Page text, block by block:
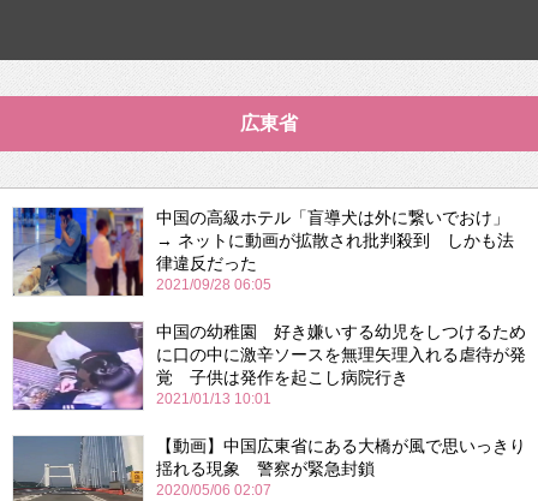
広東省
中国の高級ホテル「盲導犬は外に繋いでおけ」
→ ネットに動画が拡散され批判殺到 しかも法
律違反だった
2021/09/28 06:05
中国の幼稚園 好き嫌いする幼児をしつけるため
に口の中に激辛ソースを無理矢理入れる虐待が発
覚 子供は発作を起こし病院行き
2021/01/13 10:01
【動画】中国広東省にある大橋が風で思いっきり
揺れる現象 警察が緊急封鎖
2020/05/06 02:07